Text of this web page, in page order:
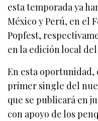
esta temporada ya
México y Perú, en el
Popfest,
en la edición local
En esta oportunidad,
primer single del
que se publicará en
con apoyo de los